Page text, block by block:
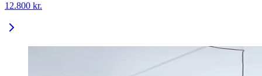
12.800 kr.